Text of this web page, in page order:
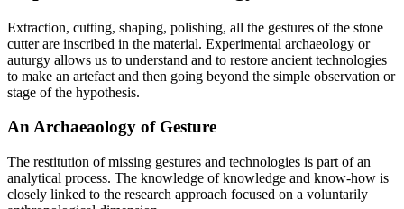
Extraction, cutting, shaping, polishing, all the gestures of the stone
cutter are inscribed in the material. Experimental archaeology or
auturgy allows us to understand and to restore ancient technologies
to make an artefact and then going beyond the simple observation or
stage of the hypothesis.
An Archaeaology of Gesture
The restitution of missing gestures and technologies is part of an
analytical process. The knowledge of knowledge and know-how is
closely linked to the research approach focused on a voluntarily